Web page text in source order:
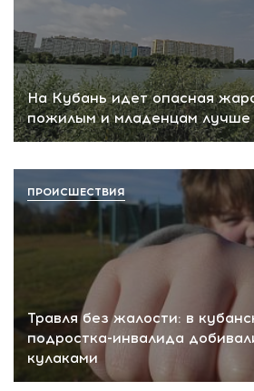
На Кубань идет опасная
пожилым и младенцам лучше
Травля без жалости: в
подростка-инвалида
кулаками
ПРОИСШЕСТВИЯ